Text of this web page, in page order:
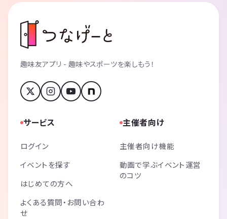
趣味友アプリ - 趣味やスポーツを楽しもう！
サービス
ログイン
イベントを探す
はじめての方へ
よくある質問・お問い合わ
せ
主催者向け
主催者向け機能
動画で学ぶイベント運営
のコツ